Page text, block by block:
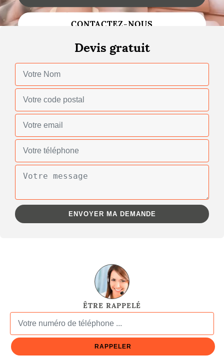
Changement de toiture
Gouttières
Réparation de toiture
CONTACTEZ-NOUS
Devis gratuit
ÊTRE RAPPELÉ